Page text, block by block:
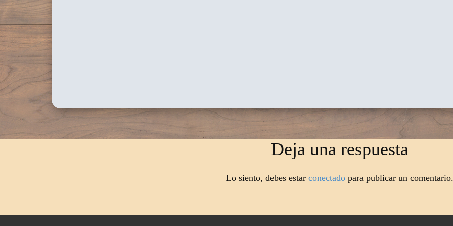
Deja una respuesta
Lo siento, debes estar conectado para publicar un comentario.